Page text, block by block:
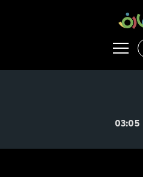
03:05